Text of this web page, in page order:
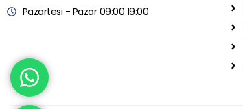
Pazartesi - Pazar 09:00 19:00